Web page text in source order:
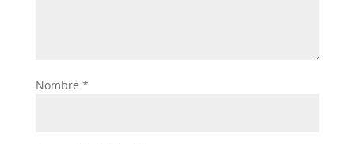
Nombre *